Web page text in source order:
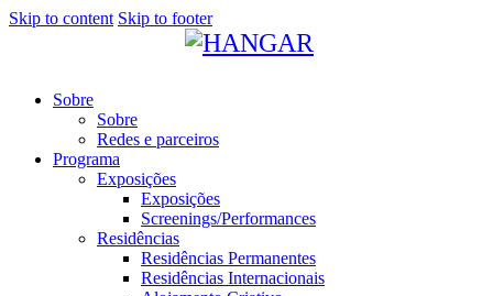
Skip to content Skip to footer
Sobre
Sobre
Redes e parceiros
Programa
Exposições
Exposições
Screenings/Performances
Residências
Residências Permanentes
Residências Internacionais